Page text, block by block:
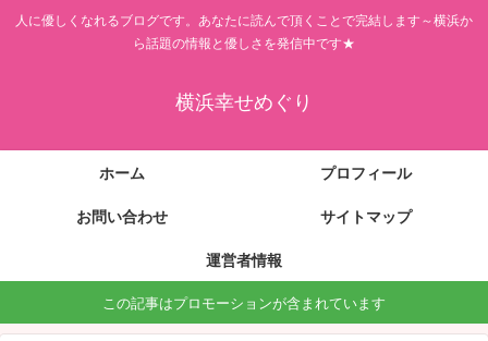
人に優しくなれるブログです。あなたに読んで頂くことで完結します～横浜か
ら話題の情報と優しさを発信中です★
横浜幸せめぐり
ホーム
プロフィール
お問い合わせ
サイトマップ
運営者情報
この記事はプロモーションが含まれています